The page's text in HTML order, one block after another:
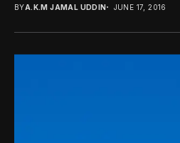
BYA.K.M JAMAL UDDIN JUNE 17, 2016